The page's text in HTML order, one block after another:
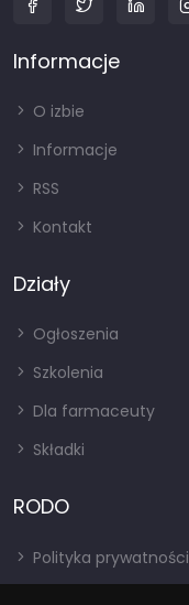
Informacje
O izbie
Informacje
RSS
Kontakt
Działy
Ogłoszenia
Szkolenia
Dla farmaceuty
Składki
RODO
Polityka prywatności